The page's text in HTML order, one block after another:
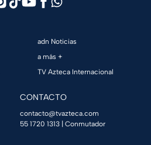
adn Noticias
a más +
TV Azteca Internacional
CONTACTO
contacto@tvazteca.com
55 1720 1313 | Conmutador